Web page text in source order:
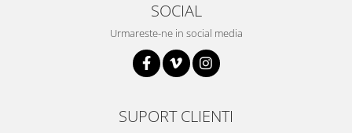
Platforme de dezvoltare
SOCIAL
Urmareste-ne in social media
SUPORT CLIENTI